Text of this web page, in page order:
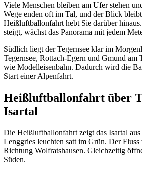
Viele Menschen bleiben am Ufer stehen
Wege enden oft im Tal, und der Blick
Heißluftballonfahrt hebt Sie darüber
steigt, wächst das Panorama mit jedem
Südlich liegt der Tegernsee klar im
Tegernsee, Rottach-Egern und Gmund am
wie Modelleisenbahn. Dadurch wird die
Start einer Alpenfahrt.
Heißluftballonfahrt über
Isartal
Die Heißluftballonfahrt zeigt das Isartal aus
Lenggries leuchten satt im Grün. Der
Richtung Wolfratshausen. Gleichzeitig
Süden.